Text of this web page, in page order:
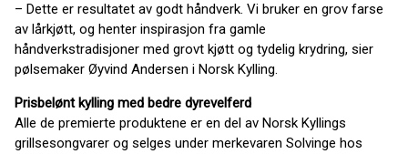
– Dette er resultatet av godt håndverk. Vi bruker en grov farse
av lårkjøtt, og henter inspirasjon fra gamle
håndverkstradisjoner med grovt kjøtt og tydelig krydring, sier
pølsemaker Øyvind Andersen i Norsk Kylling.
Prisbelønt kylling med bedre dyrevelferd
Alle de premierte produktene er en del av Norsk Kyllings
grillsesongvarer og selges under merkevaren Solvinge hos